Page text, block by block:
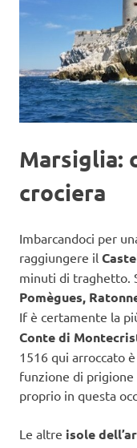
Marsiglia:
crociera
Imbarcandoci per
raggiungere il
minuti di traghetto.
Pomègues,
If è certamente la
Conte di
1516 qui arroccato
funzione di prigione
proprio in questa
Le altre isole